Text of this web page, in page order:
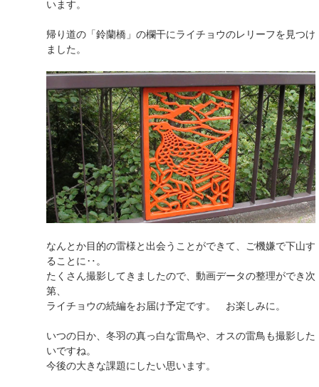
います。
帰り道の「鈴蘭橋」の欄干にライチョウのレリーフを見つけ
ました。
なんとか目的の雷様と出会うことができて、ご機嫌で下山す
ることに‥。
たくさん撮影してきましたので、動画データの整理ができ次
第、
ライチョウの続編をお届け予定です。 お楽しみに。
いつの日か、冬羽の真っ白な雷鳥や、オスの雷鳥も撮影した
いですね。
今後の大きな課題にしたい思います。